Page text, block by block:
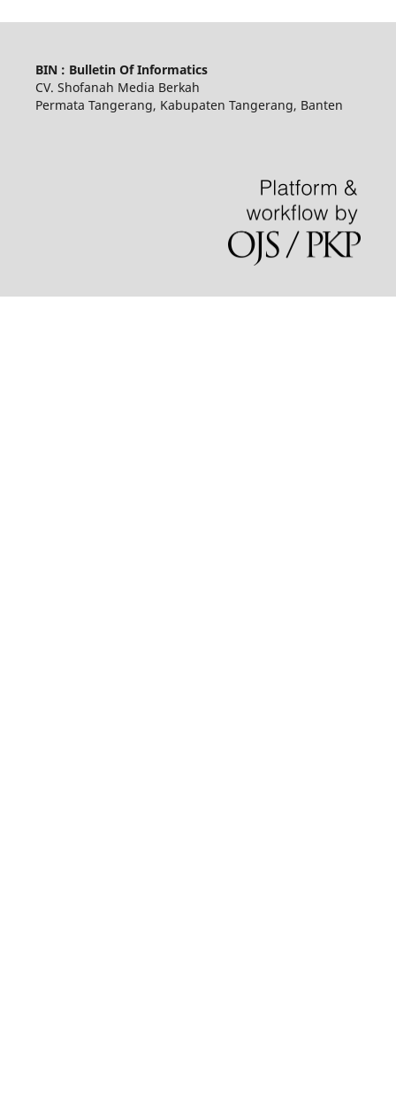
BIN : Bulletin Of Informatics
CV. Shofanah Media Berkah
Permata Tangerang, Kabupaten Tangerang, Banten